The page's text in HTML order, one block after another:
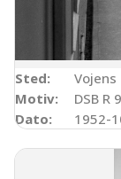
Sted:
Vojens
Motiv:
DSB
Dato:
1952-